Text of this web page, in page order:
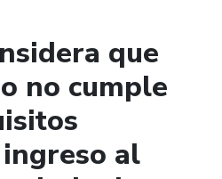
que
no cumple
al